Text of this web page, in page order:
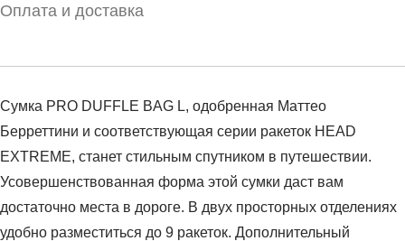
Оплата и доставка
Сумка PRO DUFFLE BAG L, одобренная Маттео
Берреттини и соответствующая серии ракеток HEAD
EXTREME, станет стильным спутником в путешествии.
Усовершенствованная форма этой сумки даст вам
достаточно места в дороге. В двух просторных отделениях
удобно разместиться до 9 ракеток. Дополнительный